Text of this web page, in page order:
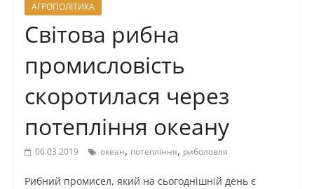
АГРОПОЛІТИКА
Світова рибна
промисловість
скоротилася через
потепління океану
06.03.2019 океан, потепління, риболовля
Рибний промисел, який на сьогоднішній день є